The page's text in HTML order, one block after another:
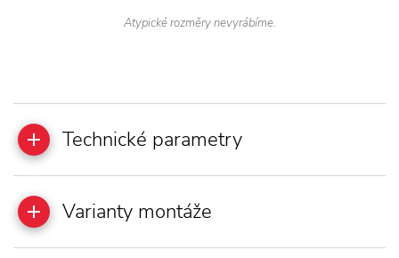
Atypické rozměry nevyrábíme.
Technické parametry
Varianty montáže